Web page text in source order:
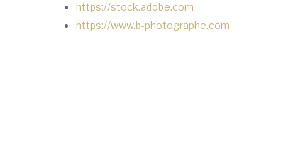
https://stock.adobe.com
https://www.b-photographe.com